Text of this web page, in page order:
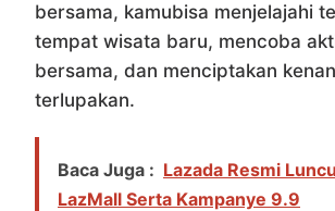
bersama, kamubisa menjelajahi
tempat wisata baru, mencoba
bersama, dan menciptakan
terlupakan.
Baca Juga : Lazada Resmi
LazMall Serta Kampanye 9.9